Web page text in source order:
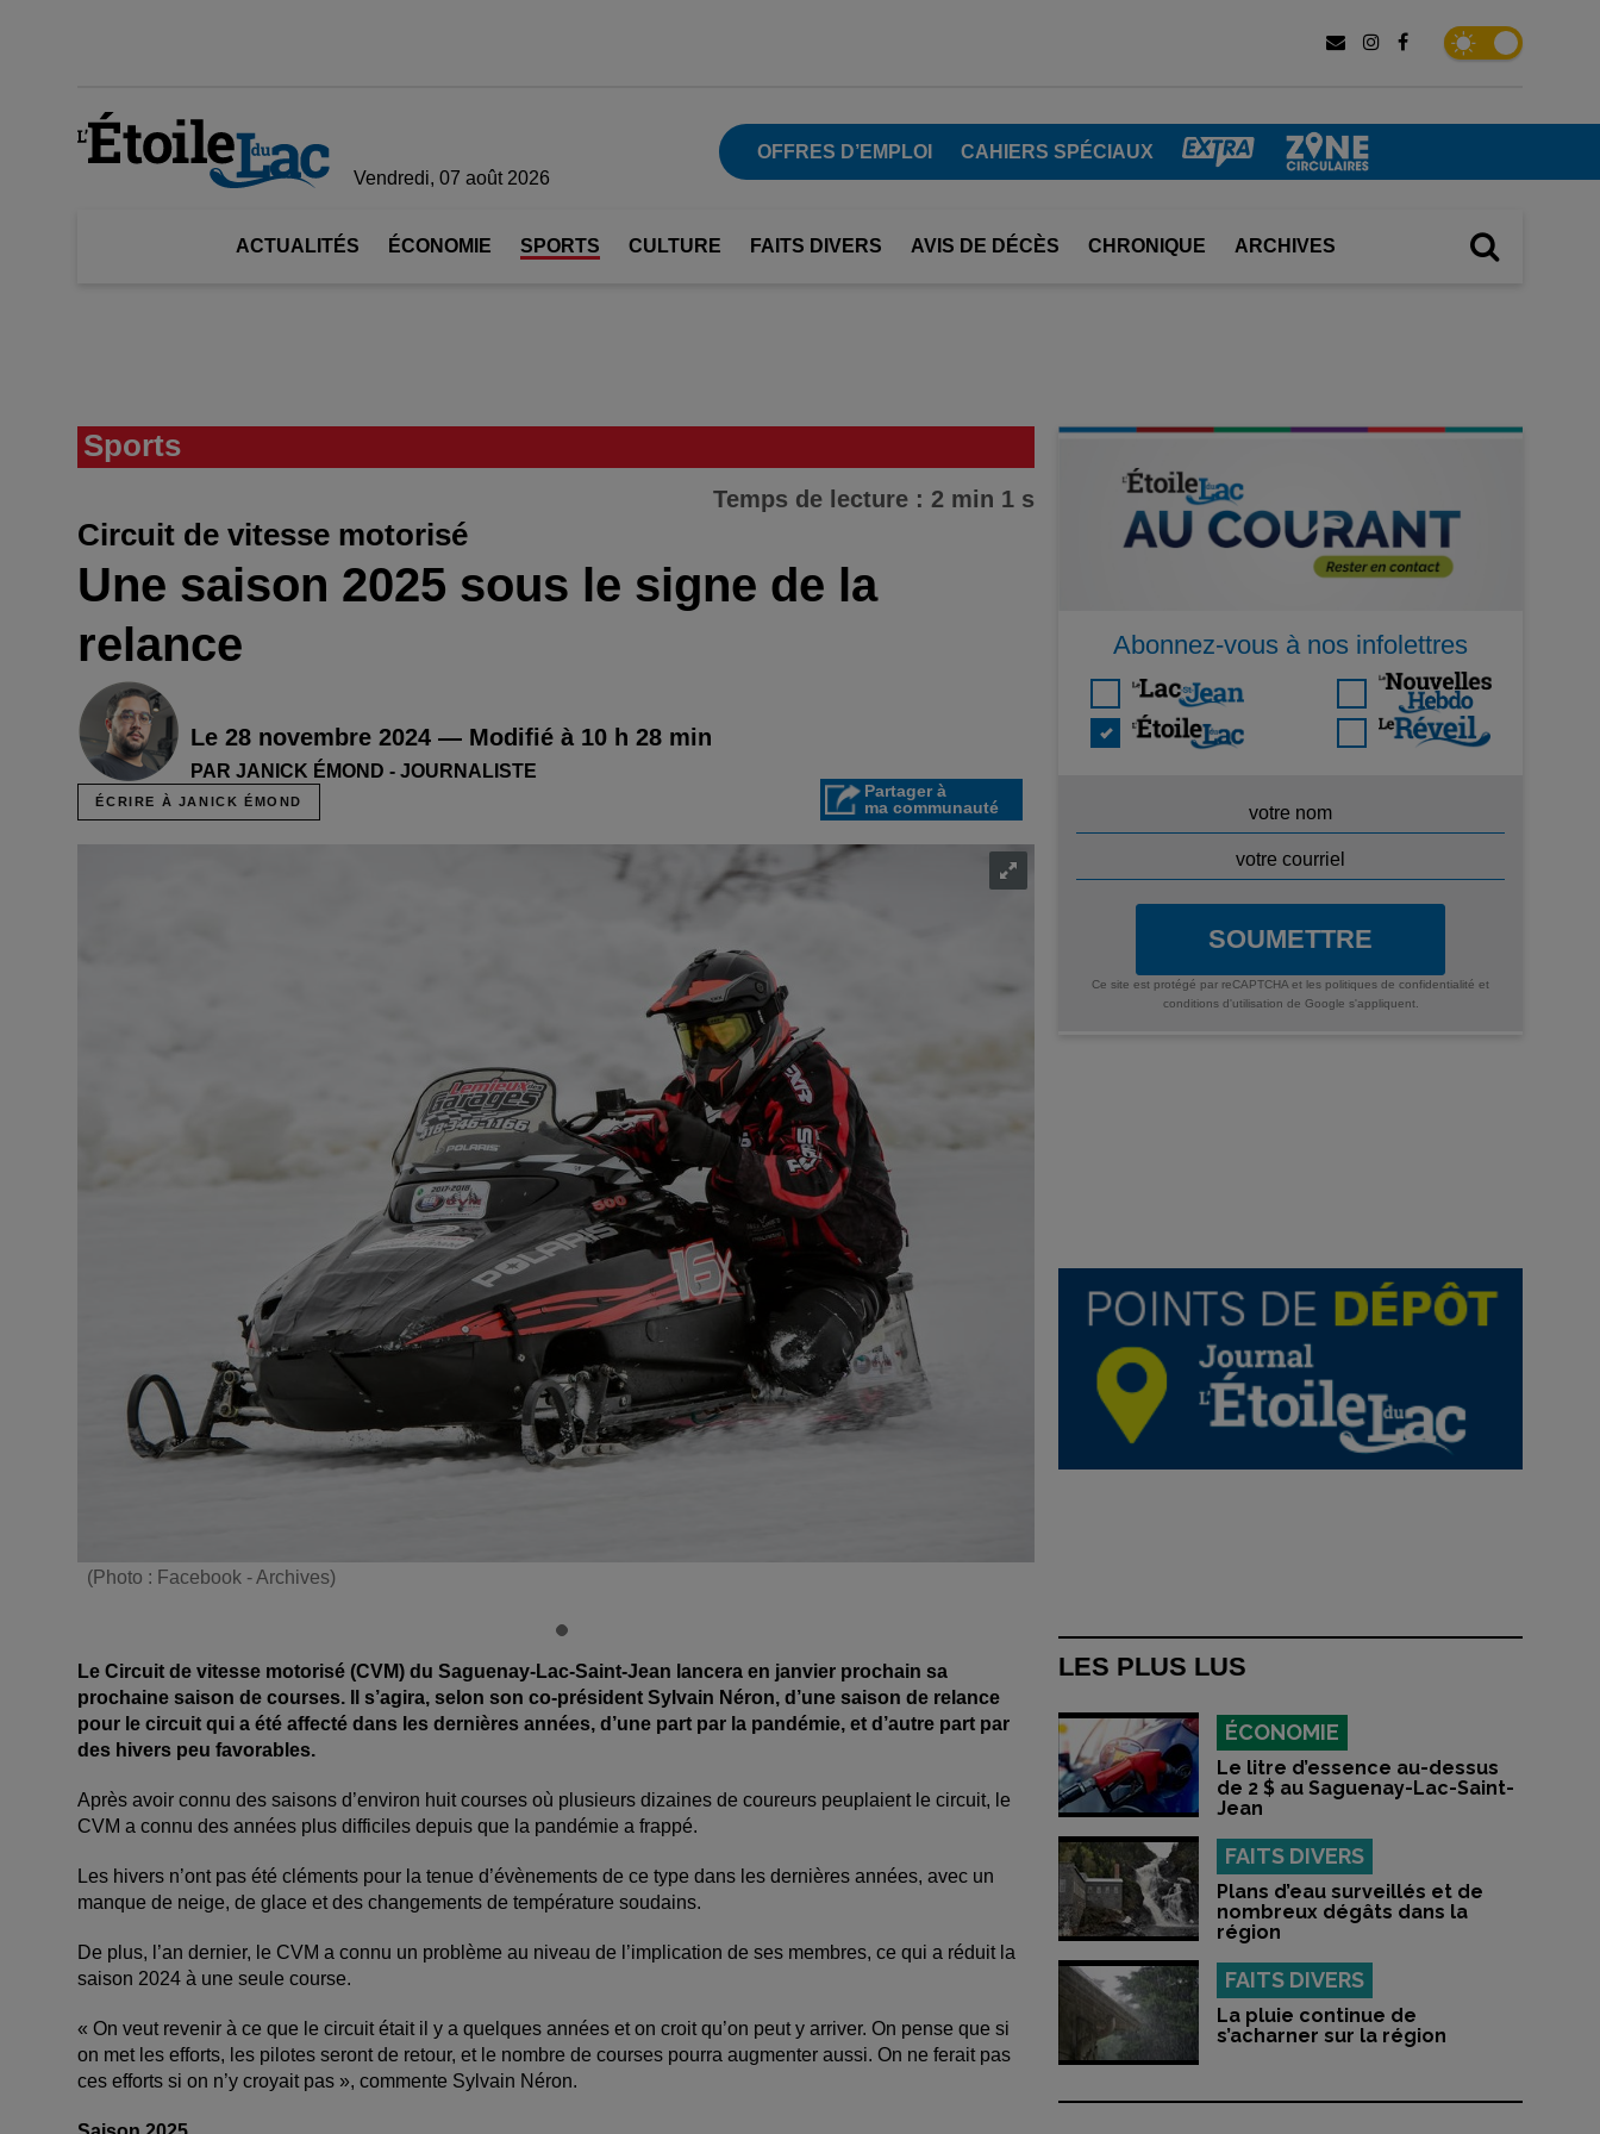
Vendredi, 07 août 2026
OFFRES D’EMPLOI CAHIERS SPÉCIAUX
ACTUALITÉS ÉCONOMIE SPORTS CULTURE FAITS DIVERS AVIS DE DÉCÈS CHRONIQUE ARCHIVES
Sports
Temps de lecture : 2 min 1 s
Circuit de vitesse motorisé
Une saison 2025 sous le signe de la
relance
Le 28 novembre 2024 — Modifié à 10 h 28 min
PAR JANICK ÉMOND - JOURNALISTE
ÉCRIRE À JANICK ÉMOND
Partager à
ma communauté
(Photo : Facebook - Archives)
Le Circuit de vitesse motorisé (CVM) du Saguenay-Lac-Saint-Jean lancera en janvier prochain sa
prochaine saison de courses. Il s’agira, selon son co-président Sylvain Néron, d’une saison de relance
pour le circuit qui a été affecté dans les dernières années, d’une part par la pandémie, et d’autre part par
des hivers peu favorables.
Après avoir connu des saisons d’environ huit courses où plusieurs dizaines de coureurs peuplaient le circuit, le
CVM a connu des années plus difficiles depuis que la pandémie a frappé.
Les hivers n’ont pas été cléments pour la tenue d’évènements de ce type dans les dernières années, avec un
manque de neige, de glace et des changements de température soudains.
De plus, l’an dernier, le CVM a connu un problème au niveau de l’implication de ses membres, ce qui a réduit la
saison 2024 à une seule course.
« On veut revenir à ce que le circuit était il y a quelques années et on croit qu’on peut y arriver. On pense que si
on met les efforts, les pilotes seront de retour, et le nombre de courses pourra augmenter aussi. On ne ferait pas
ces efforts si on n’y croyait pas », commente Sylvain Néron.
Abonnez-vous à nos infolettres
SOUMETTRE
Ce site est protégé par reCAPTCHA et les politiques de confidentialité et
conditions d'utilisation de Google s'appliquent.
LES PLUS LUS
ÉCONOMIE
Le litre d’essence au-dessus
de 2 $ au Saguenay-Lac-Saint-
Jean
FAITS DIVERS
Plans d’eau surveillés et de
nombreux dégâts dans la
région
FAITS DIVERS
La pluie continue de
s’acharner sur la région